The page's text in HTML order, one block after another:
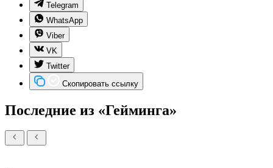
Telegram
WhatsApp
Viber
VK
Twitter
Скопировать ссылку
Последние из «Гейминга»